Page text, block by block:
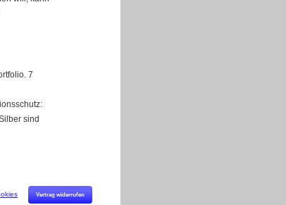
7
sind
Vertrag widerrufen